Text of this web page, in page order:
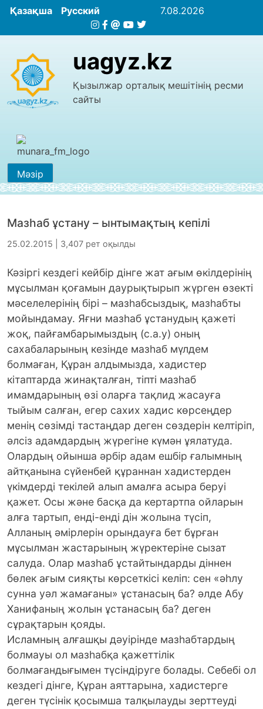
Қазақша Русский 7.08.2026
uagyz.kz
Қызылжар орталық мешітінің ресми
сайты
Мәзір
Мазһаб ұстану – ынтымақтың кепілі
25.02.2015 | 3,407 рет оқылды
Кәзіргі кездегі кейбір дінге жат ағым өкілдерінің
мұсылман қоғамын даурықтырып жүрген өзекті
мәселелерінің бірі – мазһабсыздық, мазһабты
мойындамау. Яғни мазһаб ұстанудың қажеті
жоқ, пайғамбарымыздың (с.а.у) оның
сахабаларының кезінде мазһаб мүлдем
болмаған, Құран алдымызда, хадистер
кітаптарда жинақталған, тіпті мазһаб
имамдарының өзі оларға тақлид жасауға
тыйым салған, егер сахих хадис көрсеңдер
менің сөзімді тастаңдар деген сөздерін келтіріп,
әлсіз адамдардың жүрегіне күмән ұялатуда.
Олардың ойынша әрбір адам ешбір ғалымның
айтқанына сүйенбей құраннан хадистерден
үкімдерді текілей алып амалға асыра беруі
қажет. Осы және басқа да кертартпа ойларын
алға тартып, енді-енді дін жолына түсіп,
Алланың әмірлерін орындауға бет бұрған
мұсылман жастарының жүректеріне сызат
салуда. Олар мазһаб ұстайтындарды діннен
бөлек ағым сияқты көрсеткісі келіп: сен «әһлу
сунна уәл жамағаны» ұстанасың ба? әлде Абу
Ханифаның жолын ұстанасың ба? деген
сұрақтарын қояды.
Исламның алғашқы дәуірінде мазһабтардың
болмауы ол мазһабқа қажеттілік
болмағандығымен түсіндіруге болады. Себебі ол
кездегі дінге, Құран аяттарына, хадистерге
деген түсінік қосымша талқылауды зерттеуді